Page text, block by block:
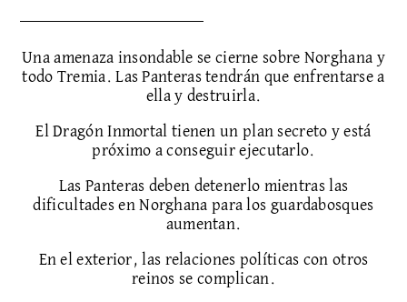
Una amenaza insondable se cierne sobre Norghana y
todo Tremia. Las Panteras tendrán que enfrentarse a
ella y destruirla.
El Dragón Inmortal tienen un plan secreto y está
próximo a conseguir ejecutarlo.
Las Panteras deben detenerlo mientras las
dificultades en Norghana para los guardabosques
aumentan.
En el exterior, las relaciones políticas con otros
reinos se complican.